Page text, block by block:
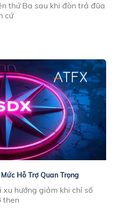
thứ Ba sau khi đòn trả đũa
cứ
Hỗ Trợ Quan Trọng
hướng giảm khi chỉ số
then